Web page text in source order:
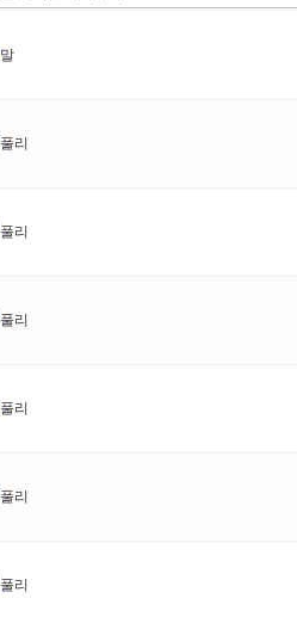
말
풀리
풀리
풀리
풀리
풀리
풀리